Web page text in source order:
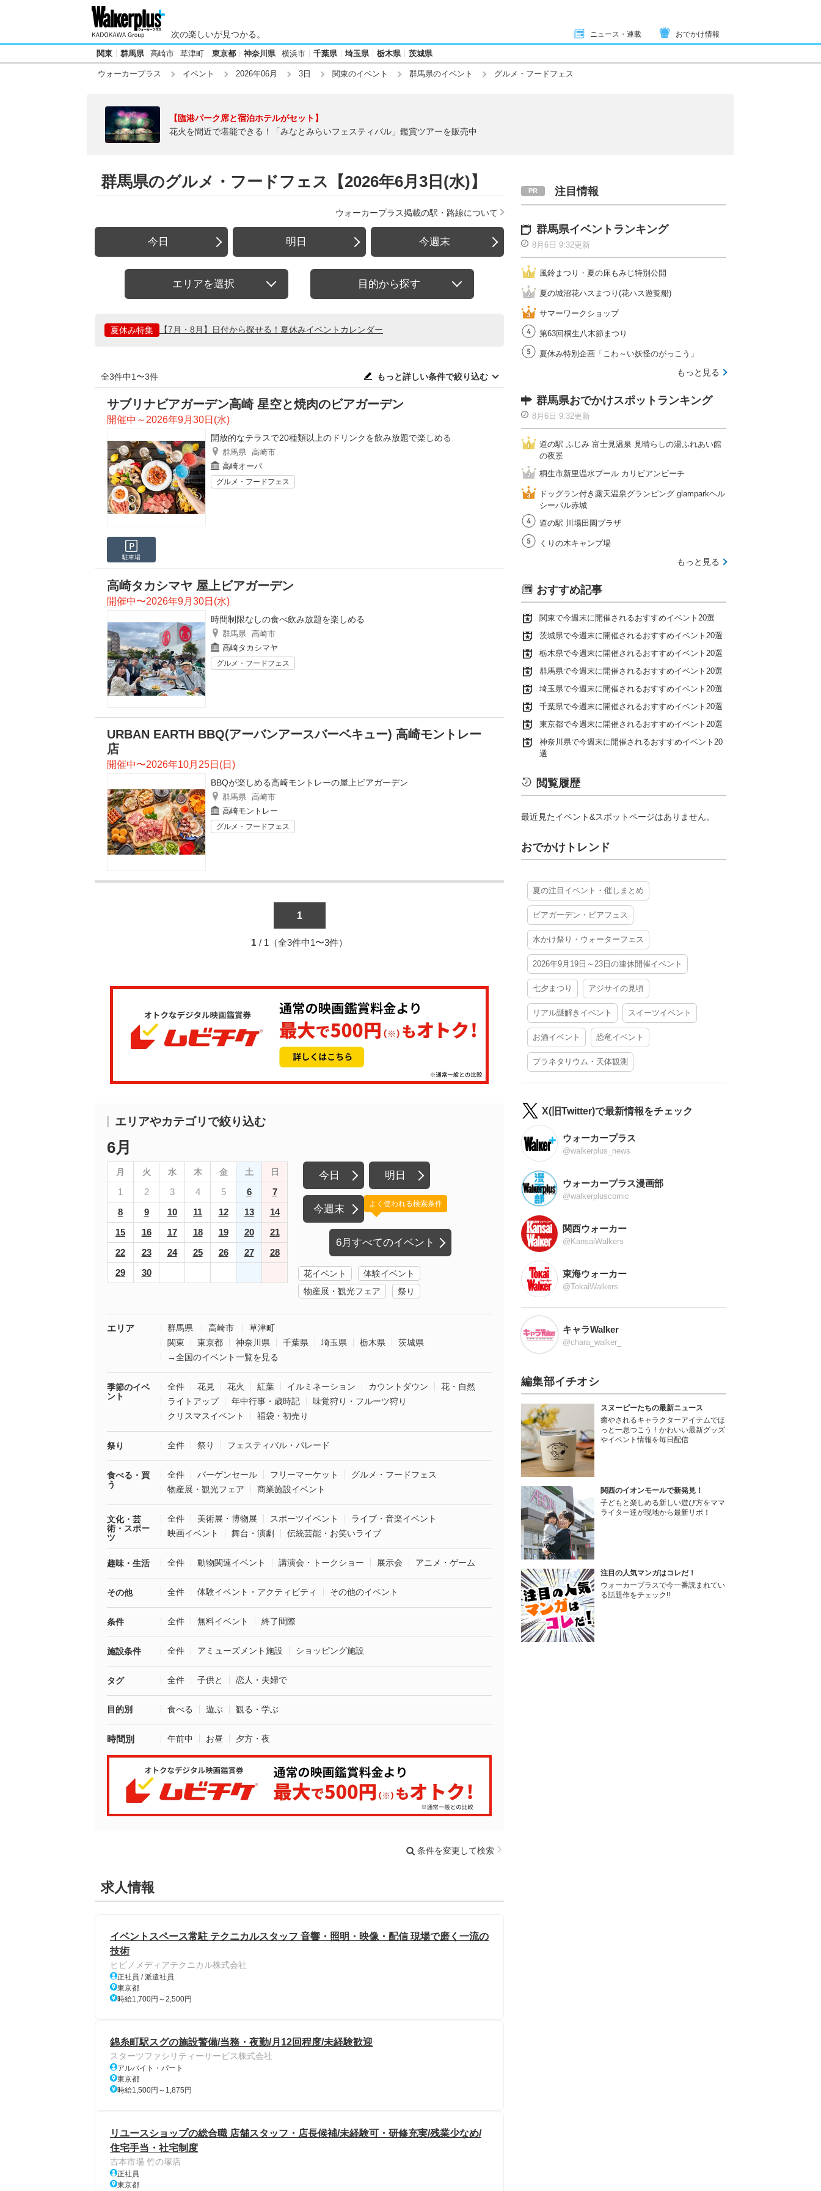
次の楽しいが見つかる。 ニュース・連載 おでかけ情報
関東 群馬県 高崎市 草津町 東京都 神奈川県 横浜市 千葉県 埼玉県 栃木県 茨城県
ウォーカープラス イベント 2026年06月 3日 関東のイベント 群馬県のイベント グルメ・フードフェス
【臨港パーク席と宿泊ホテルがセット】
花火を間近で堪能できる！「みなとみらいフェスティバル」鑑賞ツアーを販売中
群馬県のグルメ・フードフェス【2026年6月3日(水)】
ウォーカープラス掲載の駅・路線について
今日 明日 今週末
エリアを選択 目的から探す
夏休み特集 【7月・8月】日付から探せる！夏休みイベントカレンダー
全3件中1〜3件 もっと詳しい条件で絞り込む
サブリナビアガーデン高崎 星空と焼肉のビアガーデン
開催中～2026年9月30日(水)
開放的なテラスで20種類以上のドリンクを飲み放題で楽しめる
群馬県 高崎市
高崎オーパ
グルメ・フードフェス
駐車場
高崎タカシマヤ 屋上ビアガーデン
開催中〜2026年9月30日(水)
時間制限なしの食べ飲み放題を楽しめる
群馬県 高崎市
高崎タカシマヤ
グルメ・フードフェス
URBAN EARTH BBQ(アーバンアースバーベキュー) 高崎モントレー
店
開催中〜2026年10月25日(日)
BBQが楽しめる高崎モントレーの屋上ビアガーデン
群馬県 高崎市
高崎モントレー
グルメ・フードフェス
1
1 / 1（全3件中1〜3件）
エリアやカテゴリで絞り込む
6月
月 火 水 木 金 土 日
1 2 3 4 5 6
7
8
9 10 11 12 13
14
15
16 17 18 19 20
21
22
23 24 25 26 27
28
29
30
今日 明日
今週末
6月すべてのイベント
よく使われる検索条件
花イベント
体験イベント
物産展・観光フェア
祭り
エリア 群馬県 高崎市
草津町
関東
東京都 神奈川県 千葉県 埼玉県 栃木県
茨城県
→全国のイベント一覧を見る
季節のイベ
ント
全件 花見 花火 紅葉 イルミネーション カウントダウン
花・自然
ライトアップ
年中行事・歳時記
味覚狩り・フルーツ狩り
クリスマスイベント
福袋・初売り
祭り 全件 祭り フェスティバル・パレード
食べる・買
う
全件 バーゲンセール フリーマーケット
グルメ・フードフェス
物産展・観光フェア
商業施設イベント
文化・芸
術・スポー
ツ
全件 美術展・博物展 スポーツイベント
ライブ・音楽イベント
映画イベント
舞台・演劇 伝統芸能・お笑いライブ
趣味・生活 全件 動物関連イベント 講演会・トークショー 展示会 アニメ・ゲーム
その他 全件 体験イベント・アクティビティ その他のイベント
条件 全件 無料イベント 終了間際
施設条件 全件 アミューズメント施設 ショッピング施設
タグ 全件 子供と 恋人・夫婦で
目的別 食べる 遊ぶ 観る・学ぶ
時間別 午前中 お昼 夕方・夜
条件を変更して検索
求人情報
イベントスペース常駐 テクニカルスタッフ 音響・照明・映像・配信 現場で磨く一流の
技術
ヒビノメディアテクニカル株式会社
正社員 / 派遣社員
東京都
時給1,700円～2,500円
錦糸町駅スグの施設警備/当務・夜勤/月12回程度/未経験歓迎
スターツファシリティーサービス株式会社
アルバイト・パート
東京都
時給1,500円～1,875円
リユースショップの総合職 店舗スタッフ・店長候補/未経験可・研修充実/残業少なめ/
住宅手当・社宅制度
古本市場 竹の塚店
正社員
東京都
注目情報
群馬県イベントランキング
8月6日 9:32更新
風鈴まつり・夏の床もみじ特別公開
夏の城沼花ハスまつり(花ハス遊覧船)
サマーワークショップ
第63回桐生八木節まつり
夏休み特別企画「こわ～い妖怪のがっこう」
もっと見る
群馬県おでかけスポットランキング
8月6日 9:32更新
道の駅 ふじみ 富士見温泉 見晴らしの湯ふれあい館
の夜景
桐生市新里温水プール カリビアンビーチ
ドッグラン付き露天温泉グランピング glamparkヘル
シーパル赤城
道の駅 川場田園プラザ
くりの木キャンプ場
もっと見る
おすすめ記事
関東で今週末に開催されるおすすめイベント20選
茨城県で今週末に開催されるおすすめイベント20選
栃木県で今週末に開催されるおすすめイベント20選
群馬県で今週末に開催されるおすすめイベント20選
埼玉県で今週末に開催されるおすすめイベント20選
千葉県で今週末に開催されるおすすめイベント20選
東京都で今週末に開催されるおすすめイベント20選
神奈川県で今週末に開催されるおすすめイベント20
選
閲覧履歴
最近見たイベント&スポットページはありません。
おでかけトレンド
夏の注目イベント・催しまとめ
ビアガーデン・ビアフェス
水かけ祭り・ウォーターフェス
2026年9月19日～23日の連休開催イベント
七夕まつり アジサイの見頃
リアル謎解きイベント スイーツイベント
お酒イベント 恐竜イベント
プラネタリウム・天体観測
X(旧Twitter)で最新情報をチェック
ウォーカープラス
@walkerplus_news
ウォーカープラス漫画部
@walkerpluscomic
関西ウォーカー
@KansaiWalkers
東海ウォーカー
@TokaiWalkers
キャラWalker
@chara_walker_
編集部イチオシ
スヌーピーたちの最新ニュース
癒やされるキャラクターアイテムでほ
っと一息つこう！かわいい最新グッズ
やイベント情報を毎日配信
関西のイオンモールで新発見！
子どもと楽しめる新しい遊び方をママ
ライター達が現地から最新リポ！
注目の人気マンガはコレだ！
ウォーカープラスで今一番読まれてい
る話題作をチェック!!